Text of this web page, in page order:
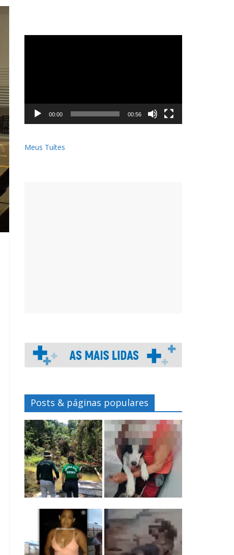
00:00 00:56
Meus Tuítes
Posts & páginas populares